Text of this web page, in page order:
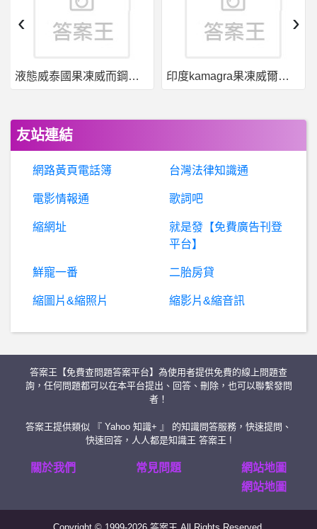
BaseballXXXX- 麥力德 麥力德
棒
球- 阿龍洋炮只要再一個有出息，根本外掛吧 阿龍洋炮只要再一個有出息，根本外掛吧
K
ucoin是否詐騙，安全合法能出金嗎？(假冒)Kucoin詐騙、Kucoin投資詐騙、庫幣（Kucoin）交易所詐騙、黃金期貨詐騙、無法出金
希
洽- 現實裡有人能把手榴彈像棒球那樣丟嗎 現實裡有人能把手榴彈像棒球那樣丟嗎
Vocaloid- 剛入坑 推哪幾首
博士班- EDA領域博士
希
洽- 假設火影有詠唱破棄一類的設定 假設火影有詠唱破棄一類的設定
行
動通訊- 連通話都不行的手機,有辦法修嗎?? 連通話都不行的手機,有辦法修嗎??
印度kamagra果凍威爾剛用於治療男性勃起功能障礙 果凍威而鋼50入，液態威，口溶速效
‹ ›
友站連結
網路黃頁電話簿 台灣法律知識通
電影情報通 歌詞吧
縮網址
就是發【免費廣告刊登
平台】
鮮寵一番 二胎房貸
縮圖片&縮照片 縮影片&縮音訊
答案王【免費查問題答案平台】為使用者提供免費的線上問題查
詢，任何問題都可以在本平台提出、回答、刪除，也可以聯繫發問
者！
答案王提供類似 『 Yahoo 知識+ 』 的知識問答服務，快速提問、
快速回答，人人都是知識王 答案王 !
關於我們 常見問題
網站地圖
網站地圖